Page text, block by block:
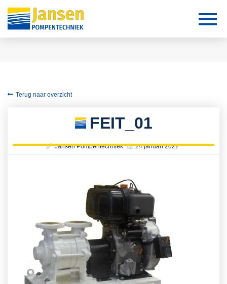
Terug naar overzicht
FEIT_01
Jansen Pompentechniek 24 januari 2022